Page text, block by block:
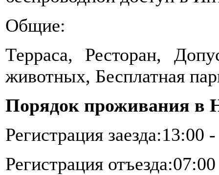
Общие:
Терраса, Ресторан,
животных, Бесплатная
Порядок проживания в
Регистрация заезда:13:00
Регистрация